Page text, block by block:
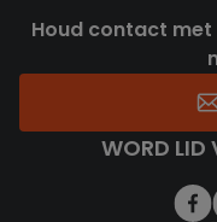
Houd contact met
WORD LID